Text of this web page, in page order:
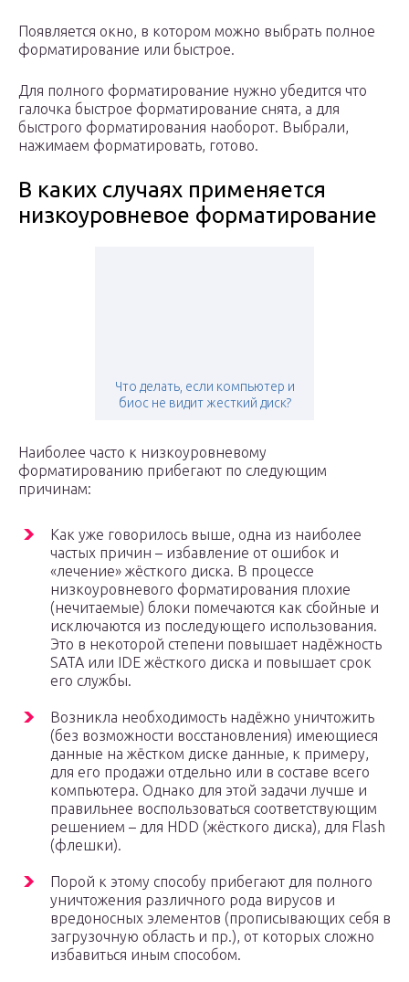
Появляется окно, в котором можно выбрать полное
форматирование или быстрое.
Для полного форматирование нужно убедится что
галочка быстрое форматирование снята, а для
быстрого форматирования наоборот. Выбрали,
нажимаем форматировать, готово.
В каких случаях применяется
низкоуровневое форматирование
Что делать, если компьютер и
биос не видит жесткий диск?
Наиболее часто к низкоуровневому
форматированию прибегают по следующим
причинам:
Как уже говорилось выше, одна из наиболее
частых причин – избавление от ошибок и
«лечение» жёсткого диска. В процессе
низкоуровневого форматирования плохие
(нечитаемые) блоки помечаются как сбойные и
исключаются из последующего использования.
Это в некоторой степени повышает надёжность
SATA или IDE жёсткого диска и повышает срок
его службы.
Возникла необходимость надёжно уничтожить
(без возможности восстановления) имеющиеся
данные на жёстком диске данные, к примеру,
для его продажи отдельно или в составе всего
компьютера. Однако для этой задачи лучше и
правильнее воспользоваться соответствующим
решением – для HDD (жёсткого диска), для Flash
(флешки).
Порой к этому способу прибегают для полного
уничтожения различного рода вирусов и
вредоносных элементов (прописывающих себя в
загрузочную область и пр.), от которых сложно
избавиться иным способом.